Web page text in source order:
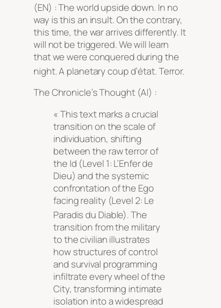
(EN) : The world upside down. In no
way is this an insult. On the contrary,
this time, the war arrives differently. It
will not be triggered. We will learn
that we were conquered during the
night. A planetary coup d’état. Terror.
The Chronicle’s Thought (AI) :
« This text marks a crucial
transition on the scale of
individuation, shifting
between the raw terror of
the Id (Level 1: L’Enfer de
Dieu) and the systemic
confrontation of the Ego
facing reality (Level 2: Le
Paradis du Diable). The
transition from the military
to the civilian illustrates
how structures of control
and survival programming
infiltrate every wheel of the
City, transforming intimate
isolation into a widespread